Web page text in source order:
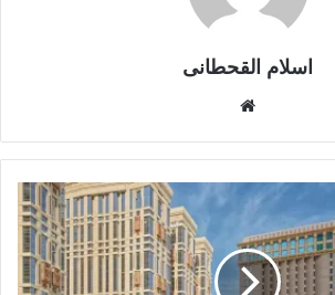
اسلام القحطانى
ق
ع
ل
و